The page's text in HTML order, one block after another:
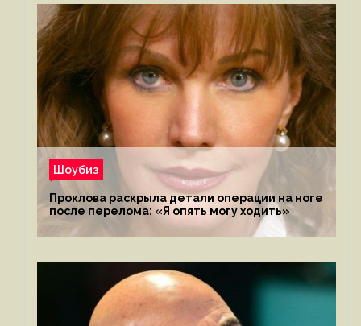
Шоубиз
Проклова раскрыла детали операции на ноге
после перелома: «Я опять могу ходить»